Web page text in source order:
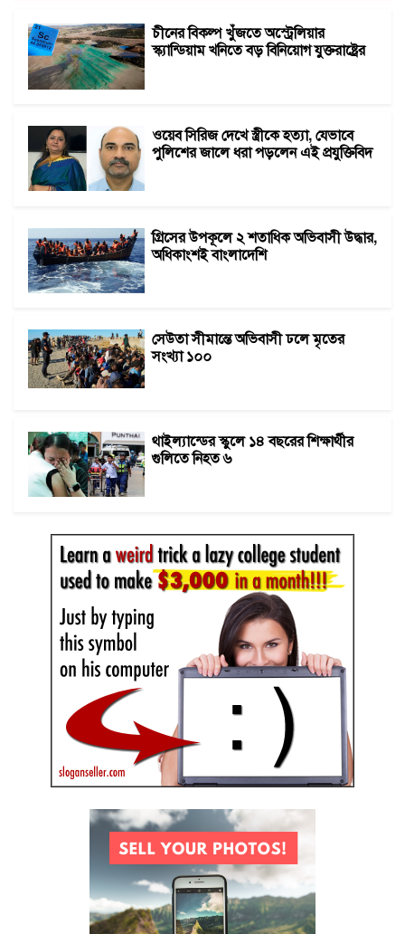
চীনের বিকল্প খুঁজতে অস্ট্রেলিয়ার
স্ক্যান্ডিয়াম খনিতে বড় বিনিয়োগ যুক্তরাষ্ট্রের
ওয়েব সিরিজ দেখে স্ত্রীকে হত্যা, যেভাবে
পুলিশের জালে ধরা পড়লেন এই প্রযুক্তিবিদ
গ্রিসের উপকূলে ২ শতাধিক অভিবাসী উদ্ধার,
অধিকাংশই বাংলাদেশি
সেউতা সীমান্তে অভিবাসী ঢলে মৃতের
সংখ্যা ১০০
থাইল্যান্ডের স্কুলে ১৪ বছরের শিক্ষার্থীর
গুলিতে নিহত ৬